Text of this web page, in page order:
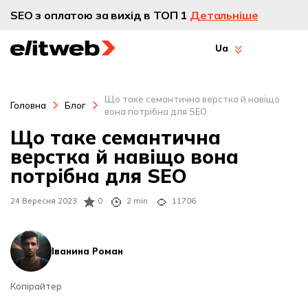
SEO з оплатою за вихід в ТОП 1 Детальніше
Ua
Головна Блог
Що таке семантична верстка й навіщо
вона потрібна для SEO
24 Вересня 2023 0 2 min 11706
Іванина Роман
Копірайтер
Що таке семантична
верстка й навіщо вона
потрібна для SEO